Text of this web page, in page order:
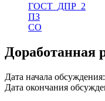
ГОСТ_ДПР_2
ПЗ
СО
Доработанная
Дата начала обсуждения:
Дата окончания